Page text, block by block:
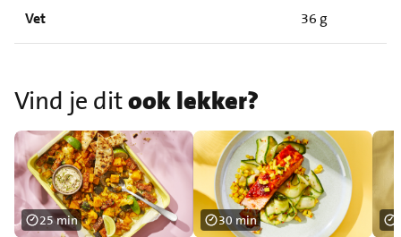
Vet 36 g
Vind je ditook lekker?
25 min 30 min